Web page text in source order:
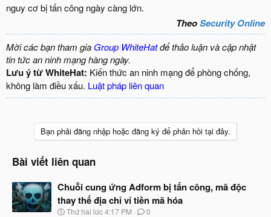
nguy cơ bị tấn công ngày càng lớn.
TheoSecurity Online
Mời các bạn tham gia Group WhiteHatđể thảo luận và cập nhật
tin tức an ninh mạng hàng ngày.
Lưu ý từ WhiteHat: Kiến thức an ninh mạng để phòng chống,
không làm điều xấu. Luật pháp liên quan
Bạn phải đăng nhập hoặc đăng ký để phản hồi tại đây.
Bài viết liên quan
Chuỗi cung ứng Adform bị tấn công, mã độc
thay thế địa chỉ ví tiền mã hóa
N
Thứ hai lúc 4:17 PM 0